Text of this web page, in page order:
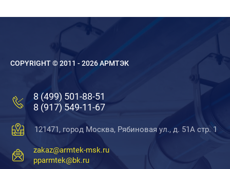
COPYRIGHT © 2011 - 2026 АРМТЭК
8 (499) 501-88-51
8 (917) 549-11-67
121471, город Москва, Рябиновая ул., д. 51А стр. 1
zakaz@armtek-msk.ru
pparmtek@bk.ru